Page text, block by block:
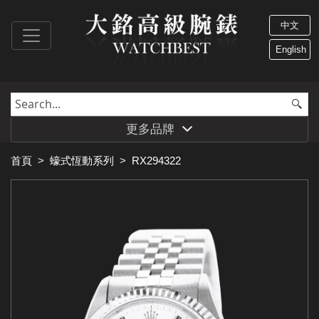
中文
English
更多品牌
首頁 > 蠔式恆動系列 > RX294322